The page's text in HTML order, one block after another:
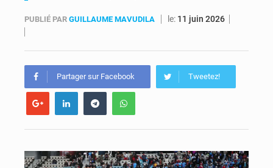
PUBLIÉ PAR GUILLAUME MAVUDILA le: 11 juin 2026
Partager sur Facebook Tweetez!